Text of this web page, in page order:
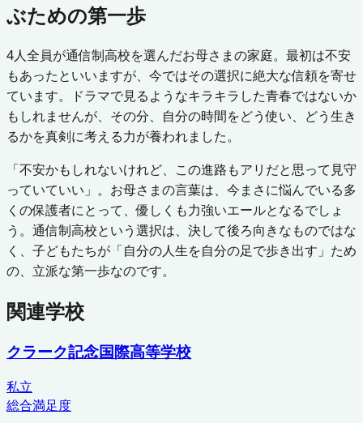
ぶための第一歩
4人全員が通信制高校を選んだお母さまの家庭。最初は不安
もあったといいますが、今ではその選択に絶大な信頼を寄せ
ています。ドラマで見るようなキラキラした青春ではないか
もしれませんが、その分、自分の時間をどう使い、どう生き
るかを真剣に考える力が養われました。
「不安かもしれないけれど、この進路もアリだと思って見守
っていていい」。お母さまの言葉は、今まさに悩んでいる多
くの保護者にとって、優しくも力強いエールとなるでしょ
う。通信制高校という選択は、決して後ろ向きなものではな
く、子どもたちが「自分の人生を自分の足で歩き出す」ため
の、立派な第一歩なのです。
関連学校
クラーク記念国際高等学校
私立
総合満足度